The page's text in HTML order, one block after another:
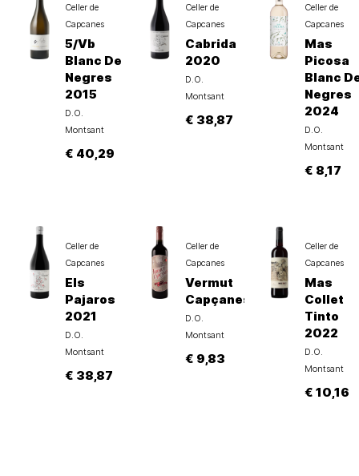
Celler de
Capcanes
5/Vb
Blanc De
Negres
2015
D.O.
Montsant
€ 40,29
Celler de
Capcanes
Cabrida
2020
D.O.
Montsant
€ 38,87
Celler de
Capcanes
Mas
Picosa
Blanc
Negres
2024
D.O.
Montsant
€ 8,17
Celler de
Capcanes
Els
Pajaros
2021
D.O.
Montsant
€ 38,87
Celler de
Capcanes
Vermut
Capçanes
D.O.
Montsant
€ 9,83
Celler de
Capcanes
Mas
Collet
Tinto
2022
D.O.
Montsant
€ 10,16